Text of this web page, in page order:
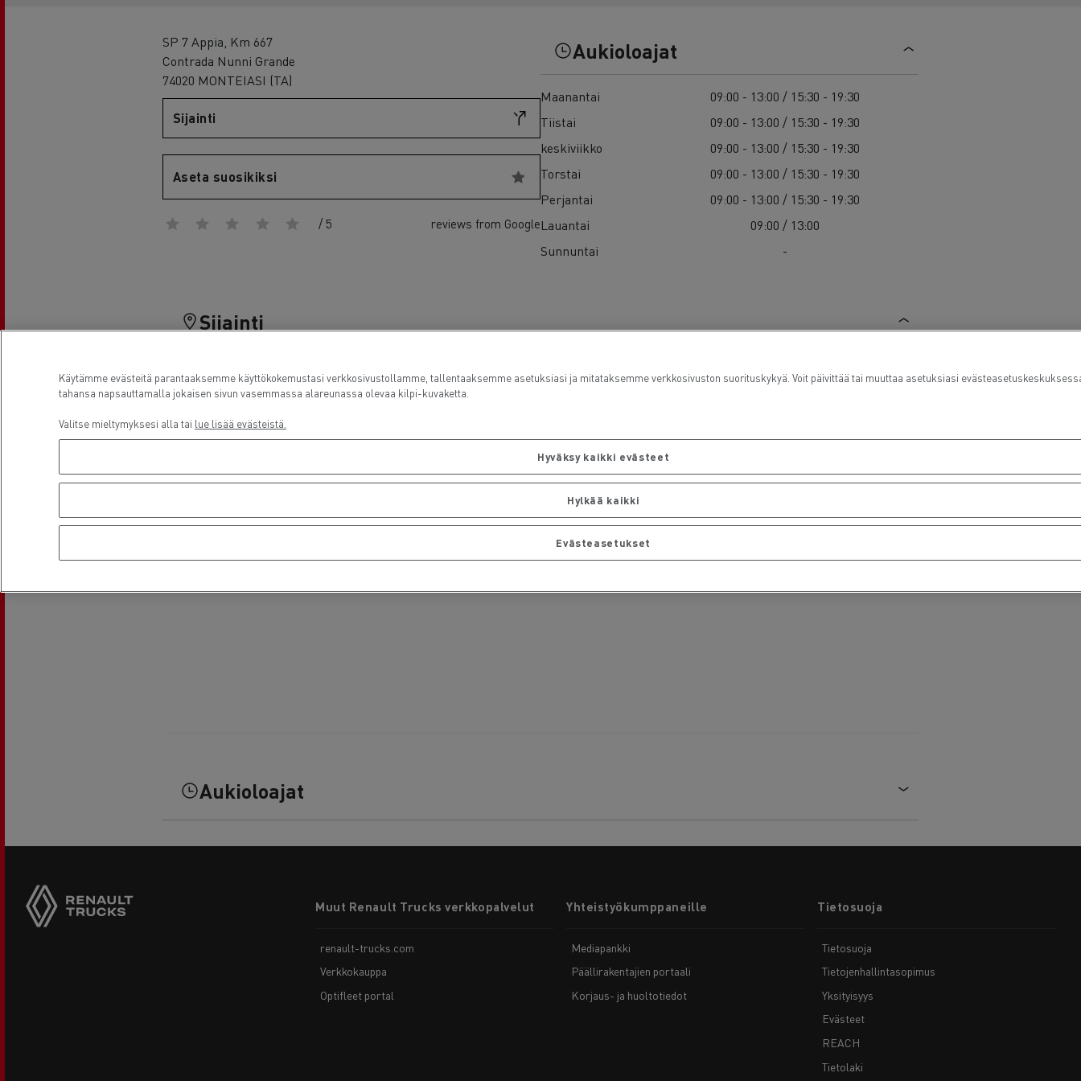
Toimitusta varten
SP 7 Appia, Km 667
Contrada Nunni Grande
74020 MONTEIASI (TA)
Sijainti
Aseta suosikiksi
/ 5 reviews from Google
Aukioloajat
Maanantai
09:00 - 13:00 / 15:30 - 19:30
Tiistai
09:00 - 13:00 / 15:30 - 19:30
keskiviikko
09:00 - 13:00 / 15:30 - 19:30
Torstai
09:00 - 13:00 / 15:30 - 19:30
Perjantai
09:00 - 13:00 / 15:30 - 19:30
Lauantai
09:00 / 13:00
Sunnuntai
-
Sijainti
Aukioloajat
menuMuut Renault Trucks verkkopalvelut
renault-trucks.com
Verkkokauppa
Optifleet portal
Yhteistyökumppaneille
Mediapankki
Päällirakentajien portaali
Korjaus- ja huoltotiedot
Tietosuoja
Tietosuoja
Tietojenhallintasopimus
Yksityisyys
Evästeet
REACH
Tietolaki
Käytämme evästeitä parantaaksemme käyttökokemustasi verkkosivustollamme, tallentaaksemme asetuksiasi ja mitataksemme verkkosivuston suorituskykyä. Voit päivittää tai muuttaa asetuksiasi
tahansa napsauttamalla jokaisen sivun vasemmassa alareunassa olevaa kilpi-kuvaketta.
Valitse mieltymyksesi alla tai lue lisää evästeistä.
Hyväksy kaikki evästeet
Hylkää kaikki
Evästeasetukset